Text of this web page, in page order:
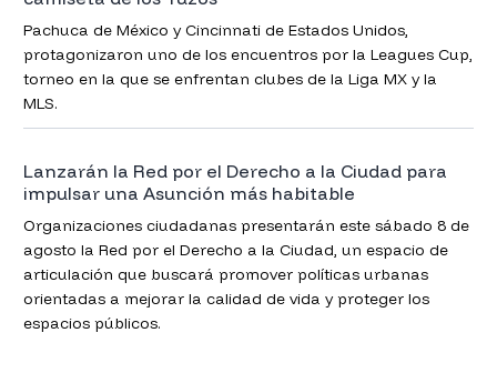
Pachuca de México y Cincinnati de Estados Unidos,
protagonizaron uno de los encuentros por la Leagues Cup,
torneo en la que se enfrentan clubes de la Liga MX y la
MLS.
Lanzarán la Red por el Derecho a la Ciudad para
impulsar una Asunción más habitable
Organizaciones ciudadanas presentarán este sábado 8 de
agosto la Red por el Derecho a la Ciudad, un espacio de
articulación que buscará promover políticas urbanas
orientadas a mejorar la calidad de vida y proteger los
espacios públicos.